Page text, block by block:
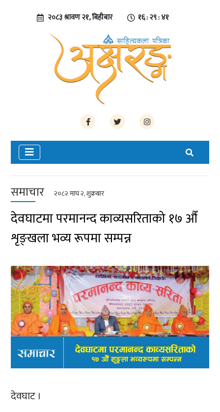
२०८३ श्रावण २१, बिहीबार १६ : २९ : ४२
समाचार २०८२ माघ २, शुक्रबार
देवघाटमा परमानन्द काव्यसरिताको १७ औँ
शृङ्खला भव्य रूपमा सम्पन्न
देवघाट ।